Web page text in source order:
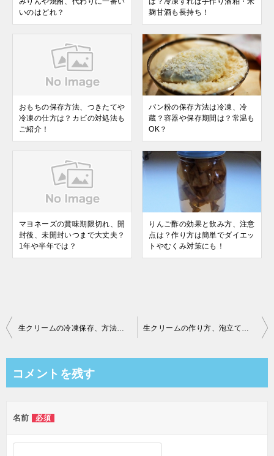
いのはどれ？
麹甘酒も長持ち！
おもちの保存方法、つきたてや
冷凍の仕方は？カビの対処法も
ご紹介！
パン粉の保存方法は冷凍、冷
蔵？容器や保存期間は？常温も
OK？
マヨネーズの賞味期限切れ、開
封後、未開封いつまで大丈夫？
1年や半年では？
りんご酢の効果と飲み方、注意
点は？作り方は簡単でダイエッ
トやむくみ対策にも！
投
ビ
ー
シ
生クリームの冷凍保存、方法や期間は？液体、ホイップクリームでもできる？ 生クリームの作り方、泡立て方は？裏ワザで砂糖も？手動泡だて器、ハンドミキサーでは？
コメントを残す
名前 必須